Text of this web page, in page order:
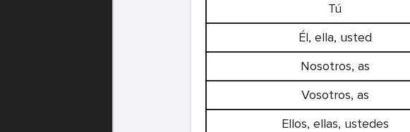
Tú
Él, ella, usted
Nosotros, as
Vosotros, as
Ellos, ellas, ustedes